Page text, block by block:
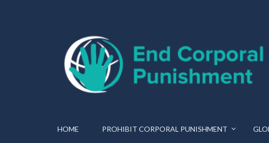
HOME PROHIBIT CORPORAL PUNISHMENT